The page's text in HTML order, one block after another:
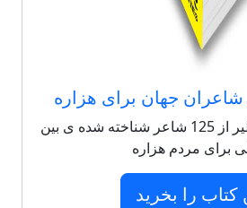
شاعران جهان برای هزاره
مجموعه شعر بی نظیر از 125 شاعر شناخته شده ی بین
برای مردم هزاره
کتاب را بخرید